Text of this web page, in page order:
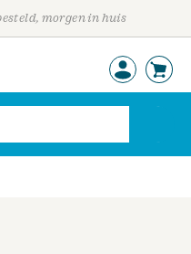
morgen in huis